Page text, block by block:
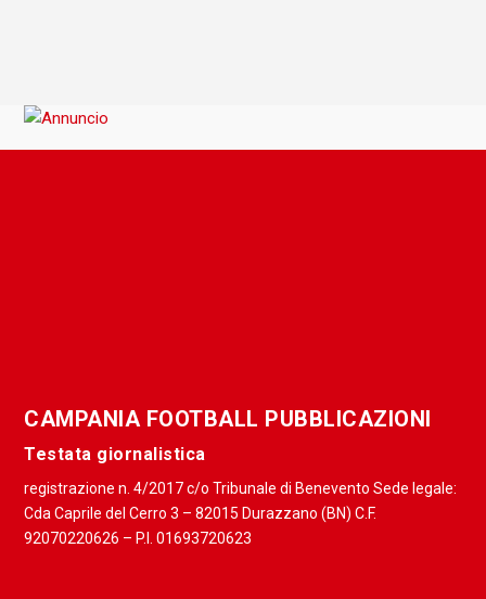
CAMPANIA FOOTBALL PUBBLICAZIONI
Testata giornalistica
registrazione n. 4/2017 c/o Tribunale di Benevento Sede legale:
Cda Caprile del Cerro 3 – 82015 Durazzano (BN) C.F.
92070220626 – P.I. 01693720623